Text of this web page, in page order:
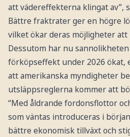
att vädereffekterna klingat av”,
Bättre fraktrater ger en högre
vilket ökar deras möjligheter att
Dessutom har nu
förköpseffekt under 2026 ökat,
att amerikanska myndigheter
utsläppsreglerna kommer att
“Med åldrande fordonsflottor
som väntas introduceras i
bättre ekonomisk tillväxt och